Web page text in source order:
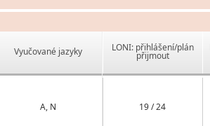
Vyučované jazyky
A, N
LONI: přihlášení/plán
přijmout
19 / 24